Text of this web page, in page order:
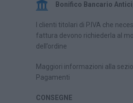
Bonifico Bancario
I clienti titolari di P.IVA che
fattura devono richiederla al
dell’ordine
Maggiori informazioni alla
Pagamenti
CONSEGNE